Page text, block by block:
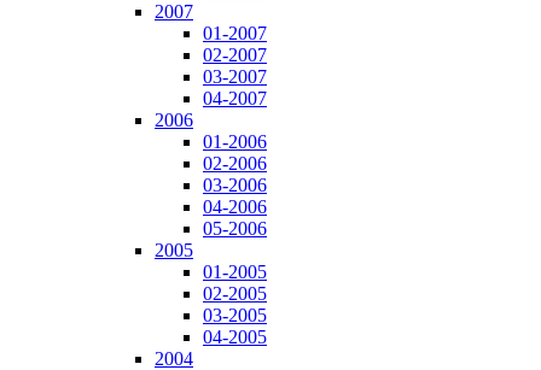
2007
01-2007
02-2007
03-2007
04-2007
2006
01-2006
02-2006
03-2006
04-2006
05-2006
2005
01-2005
02-2005
03-2005
04-2005
2004